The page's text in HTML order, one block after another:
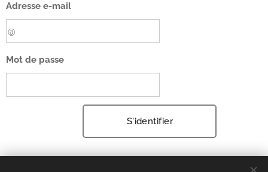
Adresse e-mail
Mot de passe
S'identifier